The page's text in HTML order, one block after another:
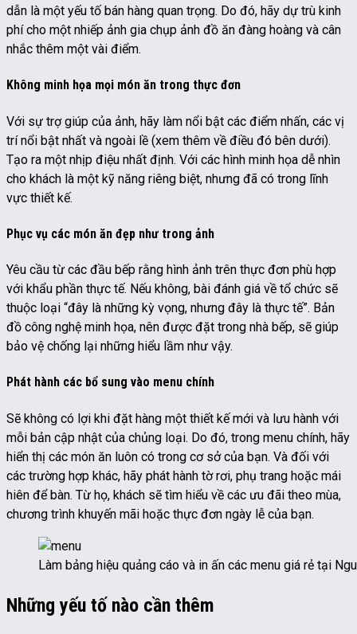
dẫn là một yếu tố bán hàng quan trọng. Do đó, hãy dự trù kinh
phí cho một nhiếp ảnh gia chụp ảnh đồ ăn đàng hoàng và cân
nhắc thêm một vài điểm.
Không minh họa mọi món ăn trong thực đơn
Với sự trợ giúp của ảnh, hãy làm nổi bật các điểm nhấn, các vị
trí nổi bật nhất và ngoài lề (xem thêm về điều đó bên dưới).
Tạo ra một nhịp điệu nhất định. Với các hình minh họa dễ nhìn
cho khách là một kỹ năng riêng biệt, nhưng đã có trong lĩnh
vực thiết kế.
Phục vụ các món ăn đẹp như trong ảnh
Yêu cầu từ các đầu bếp rằng hình ảnh trên thực đơn phù hợp
với khẩu phần thực tế. Nếu không, bài đánh giá về tổ chức sẽ
thuộc loại “đây là những kỳ vọng, nhưng đây là thực tế”. Bản
đồ công nghệ minh họa, nên được đặt trong nhà bếp, sẽ giúp
bảo vệ chống lại những hiểu lầm như vậy.
Phát hành các bổ sung vào menu chính
Sẽ không có lợi khi đặt hàng một thiết kế mới và lưu hành với
mỗi bản cập nhật của chủng loại. Do đó, trong menu chính, hãy
hiển thị các món ăn luôn có trong cơ sở của bạn. Và đối với
các trường hợp khác, hãy phát hành tờ rơi, phụ trang hoặc mái
hiên để bàn. Từ họ, khách sẽ tìm hiểu về các ưu đãi theo mùa,
chương trình khuyến mãi hoặc thực đơn ngày lễ của bạn.
Làm bảng hiệu quảng cáo và in ấn các menu giá rẻ tại
Những yếu tố nào cần thêm